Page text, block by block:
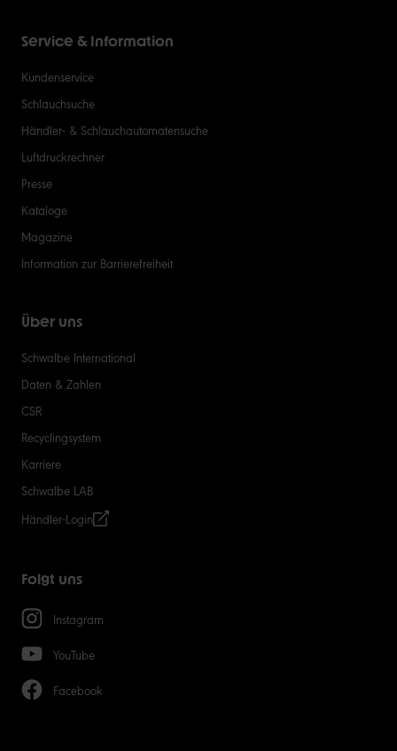
Service & Information
Kundenservice
Schlauchsuche
Händler- & Schlauchautomatensuche
Luftdruckrechner
Presse
Kataloge
Magazine
Information zur Barrierefreiheit
Über uns
Schwalbe International
Daten & Zahlen
CSR
Recyclingsystem
Karriere
Schwalbe LAB
Händler-Login
Folgt uns
Instagram
YouTube
Facebook